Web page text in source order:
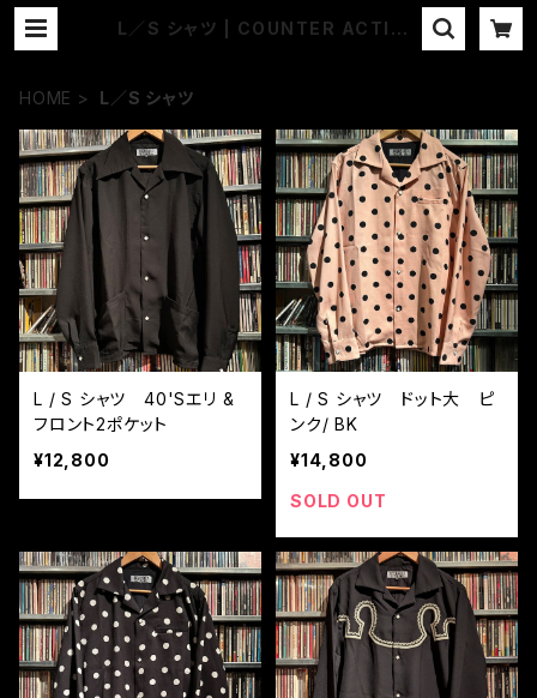
L／S シャツ | COUNTER ACTION
HOME L／S シャツ
L / S シャツ 40'Sエリ &
フロント2ポケット
¥12,800
L / S シャツ ドット大 ピ
ンク/ BK
¥14,800
SOLD OUT